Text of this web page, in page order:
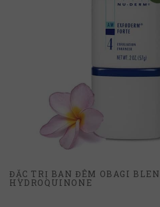
ĐẶC TRỊ BAN ĐÊM OBAGI
HYDROQUINONE